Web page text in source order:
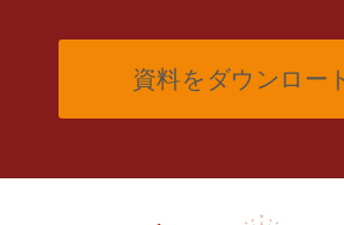
資料をダウンロー